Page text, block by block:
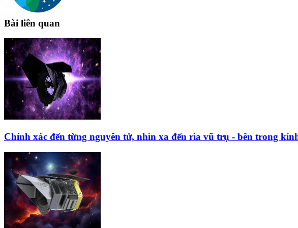
Bài liên quan
Chính xác đến từng nguyên tử, nhìn xa đến rìa vũ trụ - bên trong